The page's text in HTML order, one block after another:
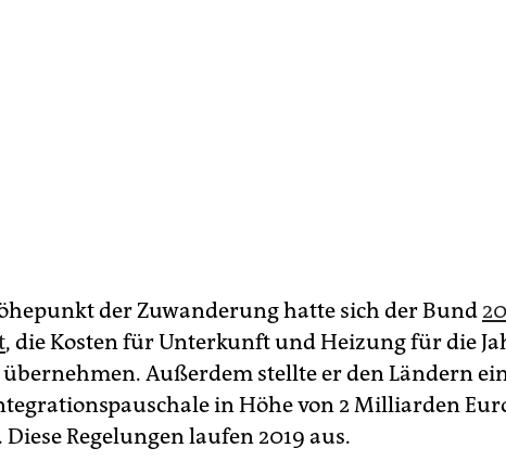
der Zuwanderung hatte sich der Bund
, die Kosten für Unterkunft und Heizung für die
übernehmen. Außerdem stellte er den Ländern
in Höhe von 2 Milliarden
Regelungen laufen 2019 aus.